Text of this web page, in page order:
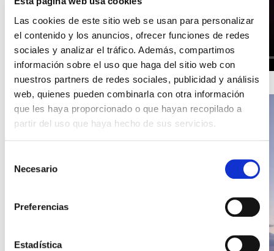
Las cookies de este sitio web se usan para personalizar
el contenido y los anuncios, ofrecer funciones de redes
sociales y analizar el tráfico. Además, compartimos
información sobre el uso que haga del sitio web con
nuestros partners de redes sociales, publicidad y análisis
web, quienes pueden combinarla con otra información
que les haya proporcionado o que hayan recopilado a
partir del uso que haya hecho de sus servicios.
Necesario
Preferencias
Estadística